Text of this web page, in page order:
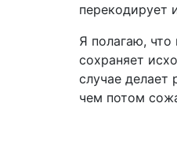
перекодирует
Я полагаю, что
сохраняет
случае
чем потом